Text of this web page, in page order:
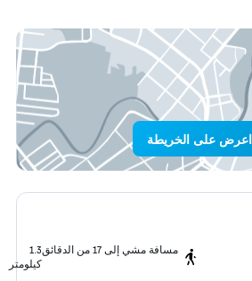
اعرض على الخريطة
مسافة مشي إلى 17 من الدقائق
1.3
كيلومتر